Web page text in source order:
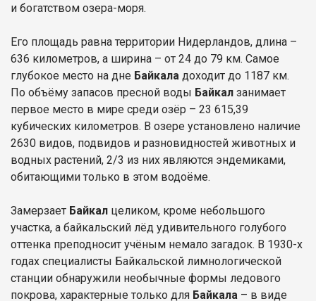
и богатством озера-моря.
Его площадь равна территории Нидерландов, длина –
636 километров, а ширина – от 24 до 79 км. Самое
глубокое место на дне Байкала доходит до 1187 км.
По объёму запасов пресной воды Байкал занимает
первое место в мире среди озёр – 23 615,39
кубических километров. В озере установлено наличие
2630 видов, подвидов и разновидностей животных и
водных растений, 2/3 из них являются эндемиками,
обитающими только в этом водоёме.
Замерзает Байкал целиком, кроме небольшого
участка, а байкальский лёд удивительного голубого
оттенка преподносит учёным немало загадок. В 1930-х
годах специалисты Байкальской лимнологической
станции обнаружили необычные формы ледового
покрова, характерные только для Байкала – в виде